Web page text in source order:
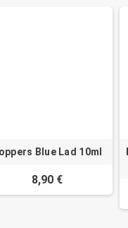
Blue Lad 10ml
8,90 €